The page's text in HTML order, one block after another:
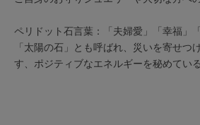
ペリドット石言葉：「夫婦愛」「幸福」
「太陽の石」とも呼ばれ、災いを寄せつ
す、ポジティブなエネルギーを秘めてい